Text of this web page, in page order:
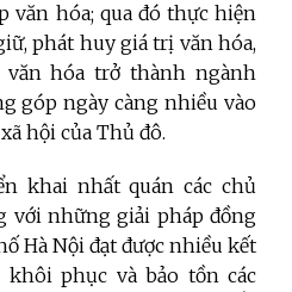
văn hóa; qua đó thực hiện
phát huy giá trị văn hóa,
văn hóa trở thành ngành
góp ngày càng nhiều vào
hội của Thủ đô.
khai nhất quán các chủ
với những giải pháp đồng
Hà Nội đạt được nhiều kết
phục và bảo tồn các